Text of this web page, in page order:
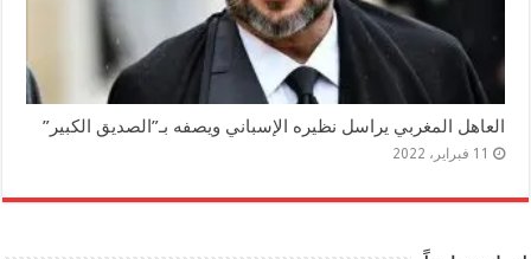
العاهل المغربي يراسل نظيره الإسباني ويصفه بـ”الصديق الكبير”
11 فبراير، 2022